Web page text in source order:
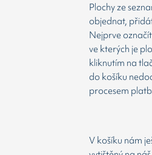
Plochy ze
objednat,
Nejprve
ve kterých je
kliknutím na
do košíku
procesem
V košíku nám